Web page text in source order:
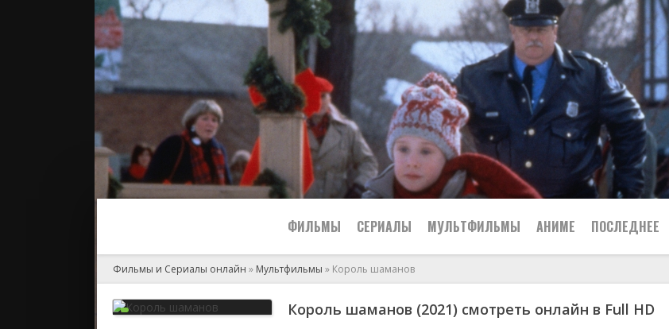
ФИЛЬМЫ
Боевики
Мелодрамы
СЕРИАЛЫ МУЛЬТФИЛЬМЫ АНИМЕ ПОСЛЕДНЕЕ
Фильмы и Сериалы онлайн » Мультфильмы » Король шаманов
Король шаманов (2021) смотреть онлайн в Full HD